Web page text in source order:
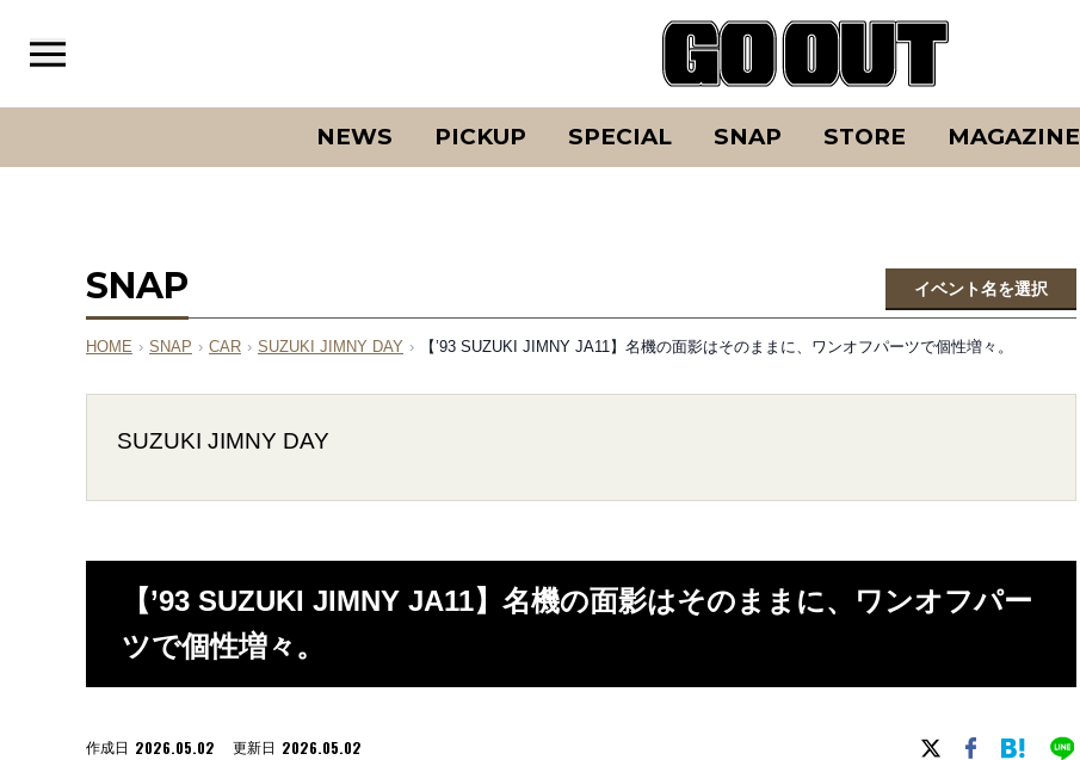
NEWS PICKUP SPECIAL SNAP STORE MAGAZINE
SNAP イベント名を選択
HOME › SNAP › CAR › SUZUKI JIMNY DAY › 【’93 SUZUKI JIMNY JA11】名機の面影はそのままに、ワンオフパーツで個性増々。
SUZUKI JIMNY DAY
【’93 SUZUKI JIMNY JA11】名機の面影はそのままに、ワンオフパー
ツで個性増々。
作成日 2026.05.02 更新日 2026.05.02